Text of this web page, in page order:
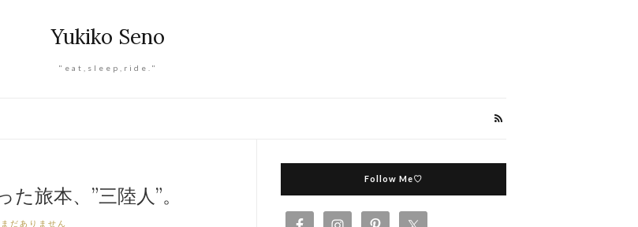
Yukiko Seno
"eat,sleep,ride."
旅本、”三陸人”。
だありません
Follow Me♡